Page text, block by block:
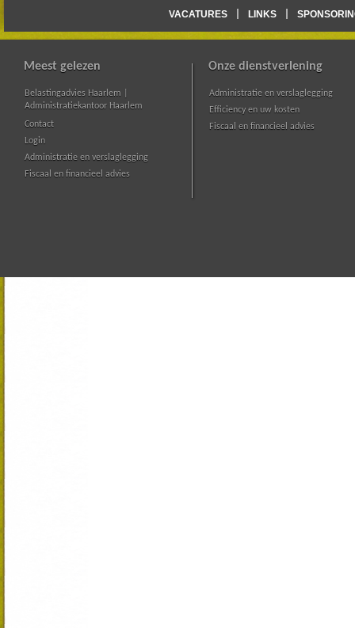
VACATURES LINKS
Meest gelezen
Belastingadvies Haarlem |
Administratiekantoor Haarlem
Contact
Login
Administratie en verslaglegging
Fiscaal en financieel advies
Onze dienstverlening
Administratie en verslaglegging
Efficiency en uw kosten
Fiscaal en financieel advies